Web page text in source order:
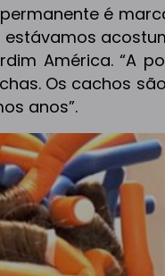
é
América. “A
Os cachos
anos”.